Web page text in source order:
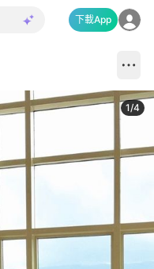
下載App
1/4